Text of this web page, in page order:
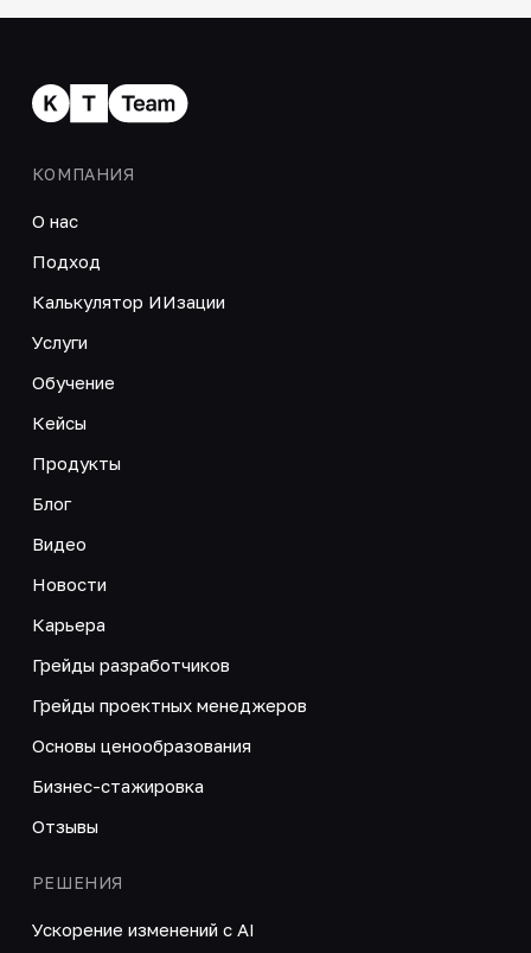
КОМПАНИЯ
О нас
Подход
Калькулятор ИИзации
Услуги
Обучение
Кейсы
Продукты
Блог
Видео
Новости
Карьера
Грейды разработчиков
Грейды проектных менеджеров
Основы ценообразования
Бизнес-стажировка
Отзывы
РЕШЕНИЯ
Ускорение изменений с AI